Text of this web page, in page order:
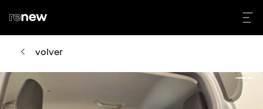
volver